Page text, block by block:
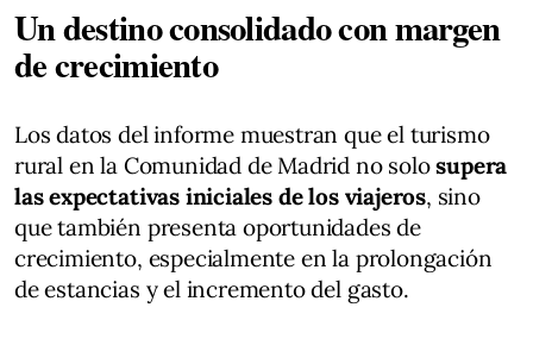
Un destino consolidado con margen
de crecimiento
Los datos del informe muestran que el turismo
rural en la Comunidad de Madrid no solosupera
las expectativas iniciales de los viajeros, sino
que también presenta oportunidades de
crecimiento, especialmente en la prolongación
de estancias y el incremento del gasto.